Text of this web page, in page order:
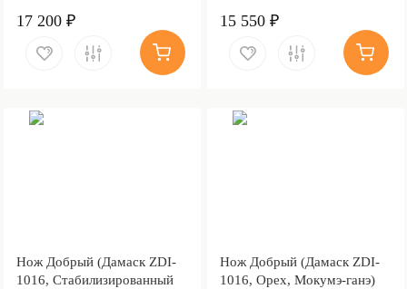
17 200 ₽ 15 550 ₽
Нож Добрый (Дамаск ZDI-
1016, Cтабилизированный
Нож Добрый (Дамаск ZDI-
1016, Орех, Мокумэ-ганэ)